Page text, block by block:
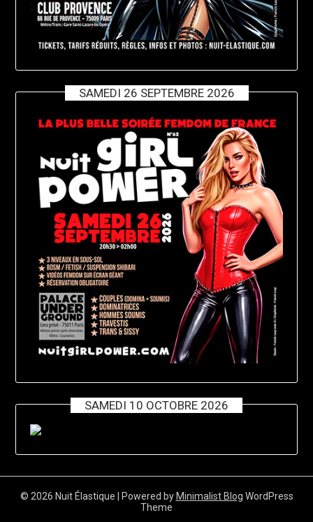
SAMEDI 26 SEPTEMBRE 2026
SAMEDI 10 OCTOBRE 2026
© 2026 Nuit Élastique | Powered by Minimalist Blog WordPress
Theme